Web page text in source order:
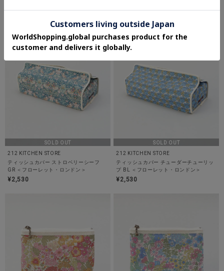
SOLD OUT
212 KITCHEN STORE
ティッシュカバー ストロベリーシーフ
GR ＜フローレット・ロンドン＞
¥2,530
SOLD OUT
212 KITCHEN STORE
ティッシュカバー チューダーチューリッ
プ BL ＜フローレット・ロンドン＞
¥2,530